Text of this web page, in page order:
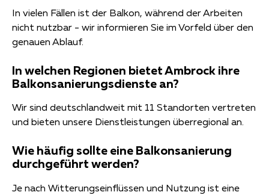
In vielen Fällen ist der Balkon, während der Arbeiten
nicht nutzbar - wir informieren Sie im Vorfeld über den
genauen Ablauf.
In welchen Regionen bietet Ambrock ihre
Balkonsanierungsdienste an?
Wir sind deutschlandweit mit 11 Standorten vertreten
und bieten unsere Dienstleistungen überregional an.
Wie häufig sollte eine Balkonsanierung
durchgeführt werden?
Je nach Witterungseinflüssen und Nutzung ist eine